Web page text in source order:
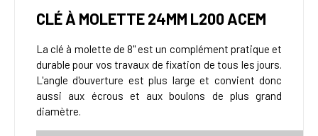
CLÉ À MOLETTE 24MM L200 ACEM
La clé à molette de 8" est un complément pratique et
durable pour vos travaux de fixation de tous les jours.
L'angle d'ouverture est plus large et convient donc
aussi aux écrous et aux boulons de plus grand
diamètre.